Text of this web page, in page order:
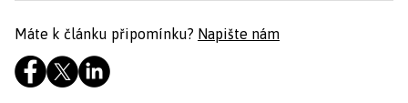
Máte k článku připomínku? Napište nám